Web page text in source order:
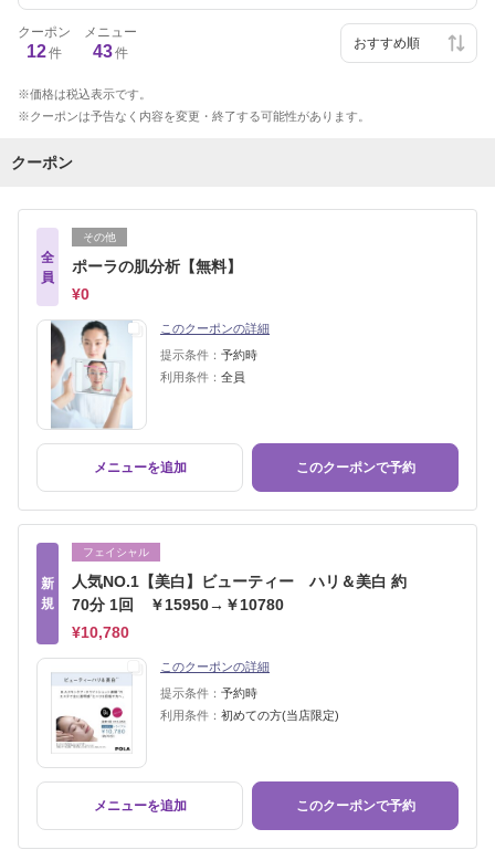
クーポン
12件
メニュー
43件
価格は税込表示です。
クーポンは予告なく内容を変更・終了する可能性があります。
クーポン
全
員
その他
ポーラの肌分析【無料】
¥0
このクーポンの詳細
提示条件： 予約時
利用条件： 全員
メニューを追加 このクーポンで予約
新
規
フェイシャル
人気NO.1【美白】ビューティー ハリ＆美白 約
70分 1回 ￥15950→￥10780
¥10,780
このクーポンの詳細
提示条件： 予約時
利用条件： 初めての方(当店限定)
メニューを追加 このクーポンで予約